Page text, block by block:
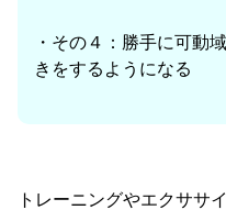
・その４：勝手に可動
きをするようになる
トレーニングやエクササ